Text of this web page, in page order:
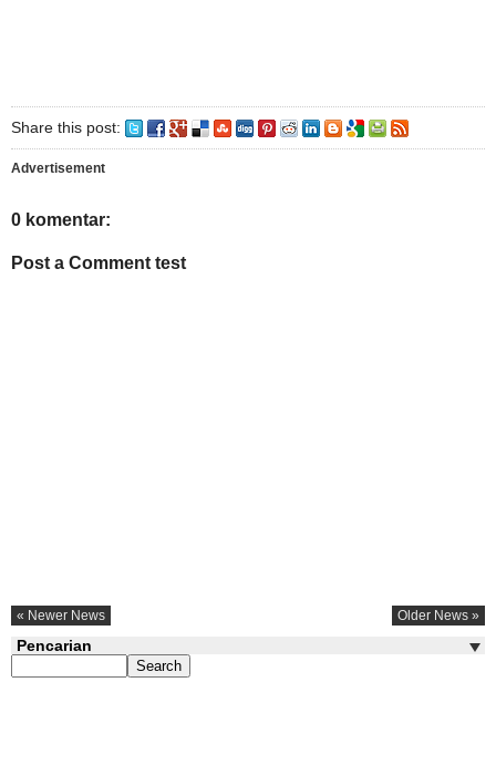
Share this post:
Advertisement
0 komentar:
Post a Comment test
« Newer News Older News »
Pencarian